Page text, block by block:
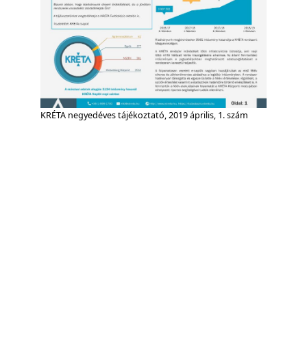
KRÉTA negyedéves tájékoztató, 2019 április, 1. szám